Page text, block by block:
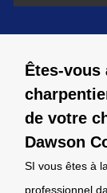
Êtes-vous
de votre
Dawson
SI vous êtes à
professionnel